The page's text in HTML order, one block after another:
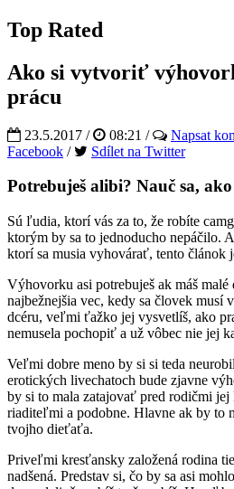
Top Rated
Ako si vytvoriť
prácu
23.5.2017 / 08:21 / Napsat
Facebook / Sdílet na Twitter
Potrebuješ alibi? Nauč sa,
Sú ľudia, ktorí vás za to, že robíte
ktorým by sa to jednoducho nepáčilo.
ktorí sa musia vyhovárať, tento článok
Výhovorku asi potrebuješ ak máš
najbežnejšia vec, kedy sa človek
dcéru, veľmi ťažko jej vysvetlíš, ako
nemusela pochopiť a už vôbec nie jej
Veľmi dobre meno by si si teda
erotických livechatoch bude zjavne
by si to mala zatajovať pred rodičmi
riaditeľmi a podobne. Hlavne ak by
tvojho dieťaťa.
Priveľmi kresťansky založená rodina
nadšená. Predstav si, čo by sa asi